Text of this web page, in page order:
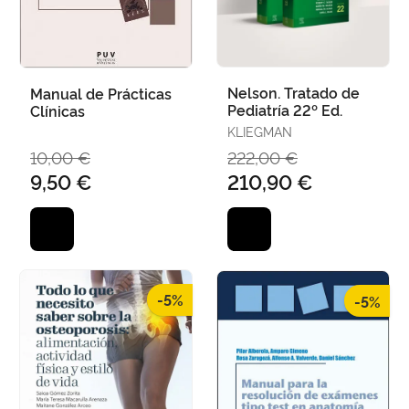
Manual de Prácticas
Clínicas
10,00 €
9,50 €
Nelson. Tratado de
Pediatría 22º Ed.
KLIEGMAN
222,00 €
210,90 €
-5% -5%